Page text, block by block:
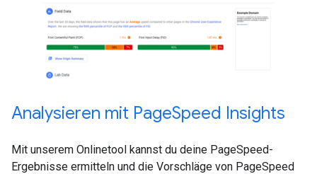
Analysieren mit PageSpeed Insights
Mit unserem Onlinetool kannst du deine PageSpeed-
Ergebnisse ermitteln und die Vorschläge von PageSpeed